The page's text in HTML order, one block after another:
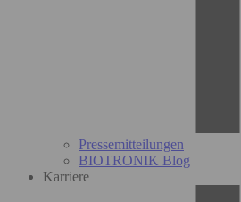
Pressemitteilungen
BIOTRONIK Blog
Karriere